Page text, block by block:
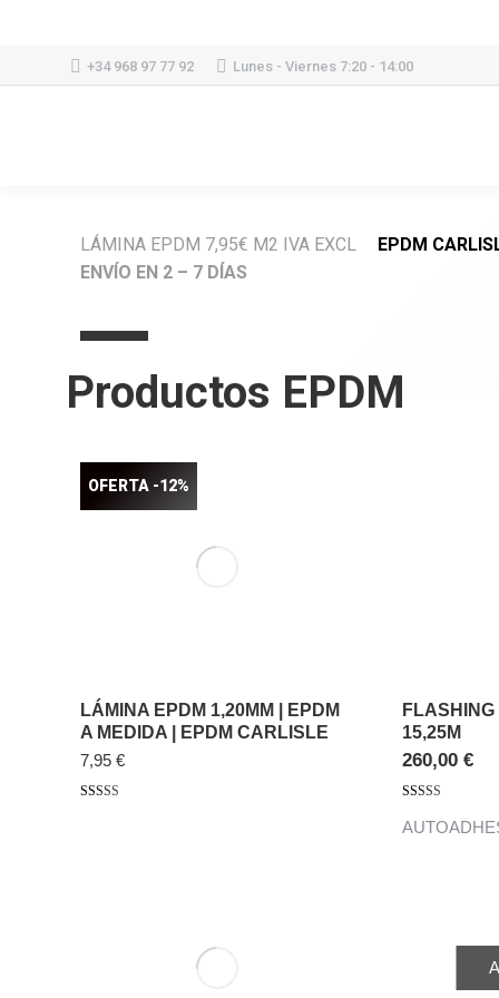
+34 968 97 77 92 Lunes - Viernes 7:20 - 14:00
LÁMINA EPDM 7,95€ M2 IVA EXCL
EPDM
ENVÍO EN 2 – 7 DÍAS
Productos EPDM
OFERTA -12%
LÁMINA EPDM 1,20MM | EPDM
A MEDIDA | EPDM CARLISLE
7,95 €
15,25M
260,00 €
5.00de 5